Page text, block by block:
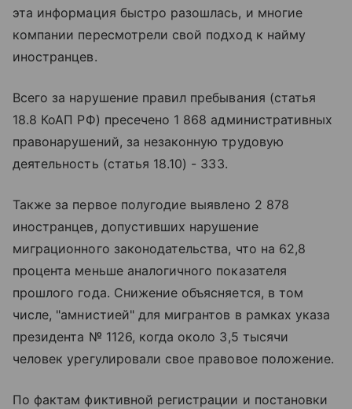
эта информация быстро разошлась, и многие
компании пересмотрели свой подход к найму
иностранцев.
Всего за нарушение правил пребывания (статья
18.8 КоАП РФ) пресечено 1 868 административных
правонарушений, за незаконную трудовую
деятельность (статья 18.10) - 333.
Также за первое полугодие выявлено 2 878
иностранцев, допустивших нарушение
миграционного законодательства, что на 62,8
процента меньше аналогичного показателя
прошлого года. Снижение объясняется, в том
числе, "амнистией" для мигрантов в рамках указа
президента № 1126, когда около 3,5 тысячи
человек урегулировали свое правовое положение.
По фактам фиктивной регистрации и постановки